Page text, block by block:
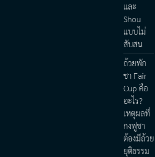
และ
Shou
แบบไม่
สับสน
ถ้วยพัก
ชา Fair
Cup คือ
อะไร?
เหตุผลที่
กงฟูชา
ต้องมีถ้วย
ยุติธรรม